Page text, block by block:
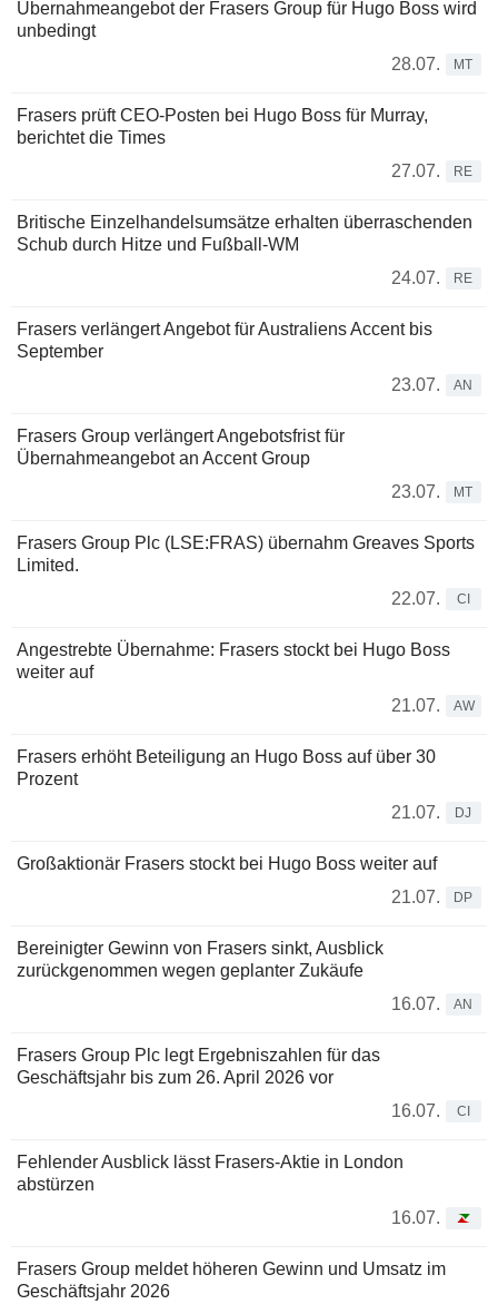
Übernahmeangebot der Frasers Group für Hugo Boss wird
unbedingt
28.07.
MT
Frasers prüft CEO-Posten bei Hugo Boss für Murray,
berichtet die Times
27.07.
RE
Britische Einzelhandelsumsätze erhalten überraschenden
Schub durch Hitze und Fußball-WM
24.07.
RE
Frasers verlängert Angebot für Australiens Accent bis
September
23.07.
AN
Frasers Group verlängert Angebotsfrist für
Übernahmeangebot an Accent Group
23.07.
MT
Frasers Group Plc (LSE:FRAS) übernahm Greaves Sports
Limited.
22.07.
CI
Angestrebte Übernahme: Frasers stockt bei Hugo Boss
weiter auf
21.07.
AW
Frasers erhöht Beteiligung an Hugo Boss auf über 30
Prozent
21.07.
DJ
Großaktionär Frasers stockt bei Hugo Boss weiter auf
21.07.
DP
Bereinigter Gewinn von Frasers sinkt, Ausblick
zurückgenommen wegen geplanter Zukäufe
16.07.
AN
Frasers Group Plc legt Ergebniszahlen für das
Geschäftsjahr bis zum 26. April 2026 vor
16.07.
CI
Fehlender Ausblick lässt Frasers-Aktie in London
abstürzen
16.07.
Frasers Group meldet höheren Gewinn und Umsatz im
Geschäftsjahr 2026